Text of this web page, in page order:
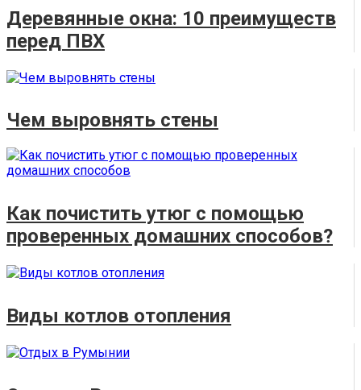
Деревянные окна: 10 преимуществ
перед ПВХ
Чем выровнять стены
Как почистить утюг с помощью
проверенных домашних способов?
Виды котлов отопления